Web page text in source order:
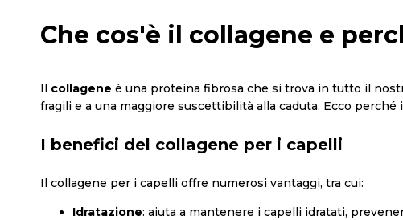
Che cos'è il collagene e
Il collagene è una proteina fibrosa che si trova in tutto il
fragili e a una maggiore suscettibilità alla caduta. Ecco
I benefici del collagene per i capelli
Il collagene per i capelli offre numerosi vantaggi, tra cui:
Idratazione: aiuta a mantenere i capelli idratati,